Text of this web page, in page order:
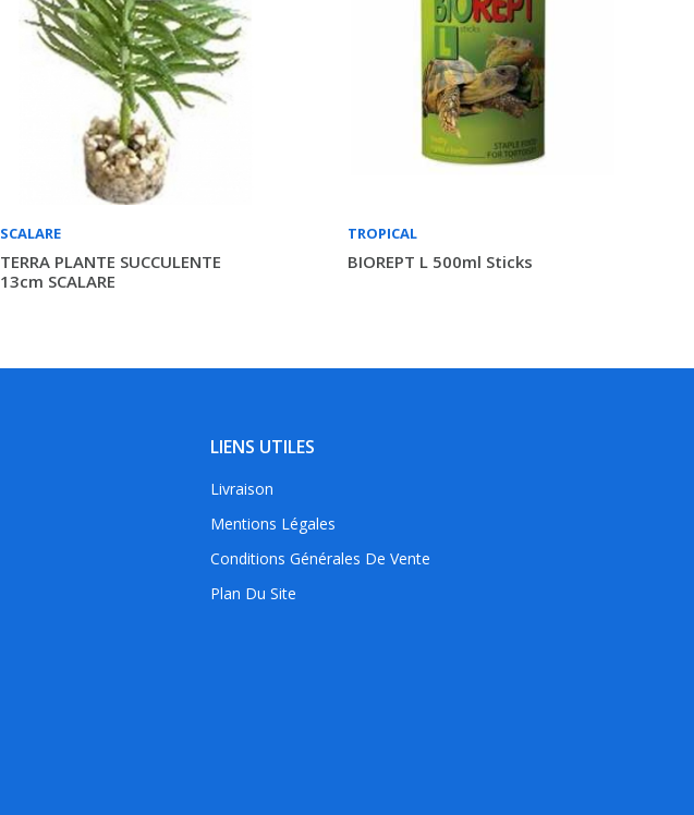
SCALARE
TERRA PLANTE SUCCULENTE
13cm SCALARE
TROPICAL
BIOREPT L 500ml Sticks
LIENS UTILES
Livraison
Mentions Légales
Conditions Générales De Vente
Plan Du Site